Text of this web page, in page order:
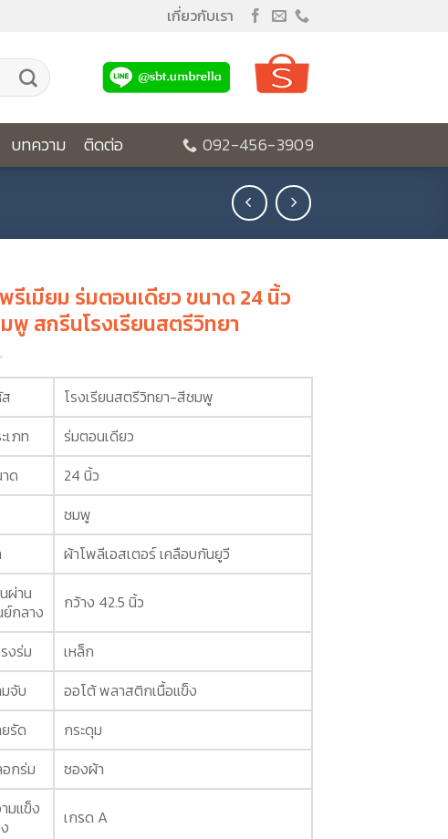
เกี่ยวกับเรา
บทความ ติดต่อ 092-456-3909
รีเมียม ร่มตอนเดียว ขนาด 24 นิ้ว
พู สกรีนโรงเรียนสตรีวิทยา
โรงเรียนสตรีวิทยา-สีชมพู
เภท
ร่มตอนเดียว
ด
24 นิ้ว
ชมพู
ผ้าโพลีเอสเตอร์ เคลือบกันยูวี
ผ่าน
กลาง
กว้าง 42.5 นิ้ว
งร่ม
เหล็ก
จับ
ออโต้ พลาสติกเนื้อแข็ง
รัด
กระดุม
กร่ม
ซองผ้า
มแข็ง
เกรด A